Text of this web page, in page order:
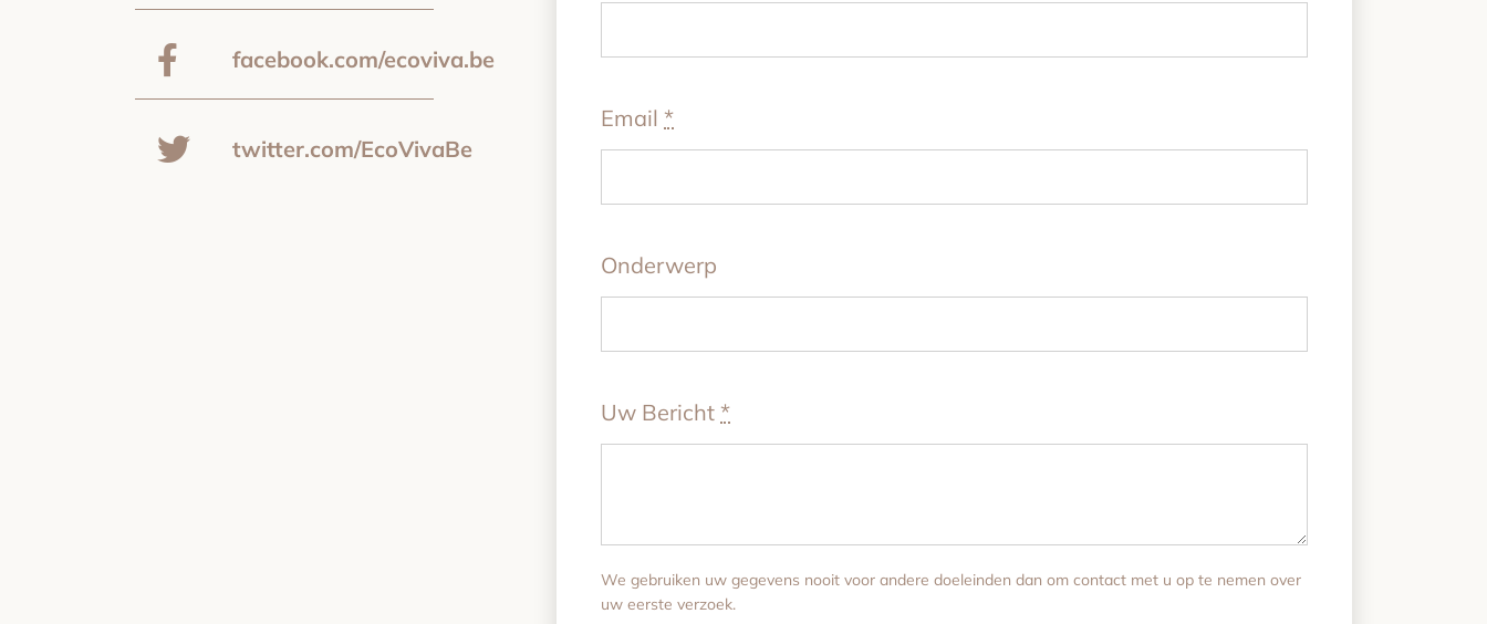
facebook.com/ecoviva.be
twitter.com/EcoVivaBe
Email *
Onderwerp
Uw Bericht *
We gebruiken uw gegevens nooit voor andere doeleinden dan om contact met u op te nemen over
uw eerste verzoek.